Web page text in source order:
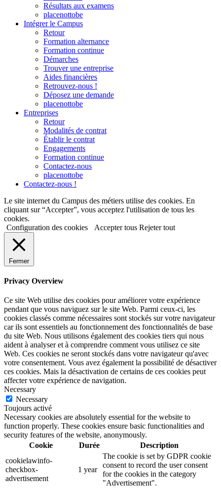
Résultats aux examens
placenottobe
Intégrer le Campus
Retour
Formation alternance
Formation continue
Démarches
Trouver une entreprise
Aides financières
Retrouvez-nous !
Déposez une demande
placenottobe
Entreprises
Retour
Modalités de contrat
Établir le contrat
Engagements
Formation continue
Contactez-nous
placenottobe
Contactez-nous !
Le site internet du Campus des métiers utilise des cookies. En
cliquant sur “Accepter”, vous acceptez l'utilisation de tous les
cookies.
Configuration des cookies
Accepter tous Rejeter tout
Fermer
Privacy Overview
Ce site Web utilise des cookies pour améliorer votre expérience
pendant que vous naviguez sur le site Web. Parmi ceux-ci, les
cookies classés comme nécessaires sont stockés sur votre navigateur
car ils sont essentiels au fonctionnement des fonctionnalités de base
du site Web. Nous utilisons également des cookies tiers qui nous
aident à analyser et à comprendre comment vous utilisez ce site
Web. Ces cookies ne seront stockés dans votre navigateur qu'avec
votre consentement. Vous avez également la possibilité de désactiver
ces cookies. Mais la désactivation de certains de ces cookies peut
affecter votre expérience de navigation.
Necessary
Necessary
Toujours activé
Necessary cookies are absolutely essential for the website to
function properly. These cookies ensure basic functionalities and
security features of the website, anonymously.
Cookie
Durée
Description
cookielawinfo-
checkbox-
advertisement
1 year
The cookie is set by GDPR cookie
consent to record the user consent
for the cookies in the category
"Advertisement".